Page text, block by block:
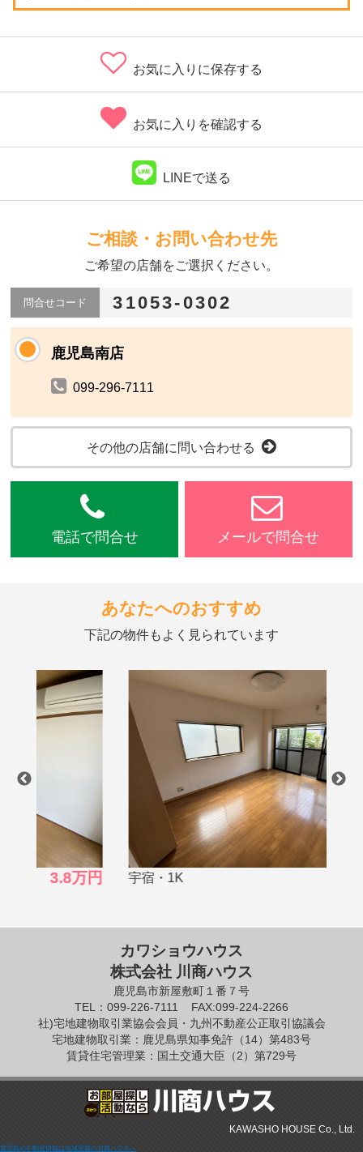
お気に入りに保存する
お気に入りを確認する
LINEで送る
ご相談・お問い合わせ先
ご希望の店舗をご選択ください。
問合せコード 31053-0302
鹿児島南店
099-296-7111
その他の店舗に問い合わせる
電話で問合せ メールで問合せ
あなたへのおすすめ
下記の物件もよく見られています
宇宿・1K
カワショウハウス
株式会社 川商ハウス
鹿児島市新屋敷町１番７号
TEL：099-226-7111
FAX:099-224-2266
社)宅地建物取引業協会会員・九州不動産公正取引協議会
宅地建物取引業：鹿児島県知事免許（14）第483号
賃貸住宅管理業：国土交通大臣（2）第729号
KAWASHO HOUSE Co., Ltd.
鹿児島の不動産情報は地域密着の川商ハウスへ